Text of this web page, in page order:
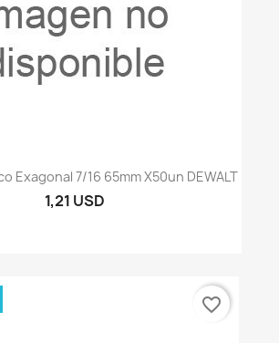
Exagonal 7/16 65mm X50un DEWALT
1,21 USD
favorite_border